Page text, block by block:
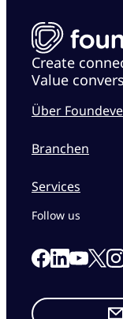
Create
Value
Über
Branchen
Services
Follow us
Link to our
Link to our
Link to
Link